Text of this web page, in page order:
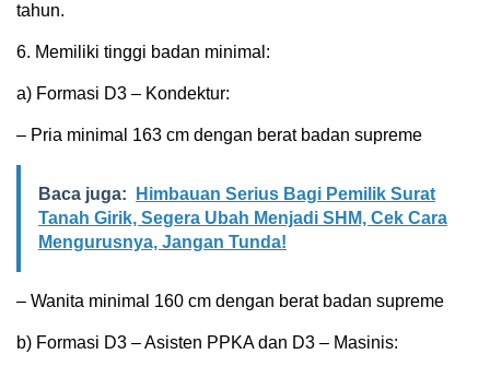
tahun.
6. Memiliki tinggi badan minimal:
a) Formasi D3 – Kondektur:
– Pria minimal 163 cm dengan berat badan supreme
Baca juga:
Himbauan Serius Bagi Pemilik Surat
Tanah Girik, Segera Ubah Menjadi SHM, Cek Cara
Mengurusnya, Jangan Tunda!
– Wanita minimal 160 cm dengan berat badan supreme
b) Formasi D3 – Asisten PPKA dan D3 – Masinis: